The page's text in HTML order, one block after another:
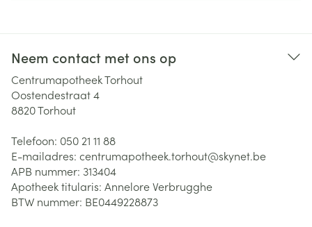
Neem contact met ons op
Centrumapotheek Torhout
Oostendestraat 4
8820Torhout
Telefoon: 050 21 11 88
E-mailadres: centrumapotheek.torhout@skynet.be
APB nummer: 313404
Apotheek titularis: Annelore Verbrugghe
BTW nummer: BE0449228873